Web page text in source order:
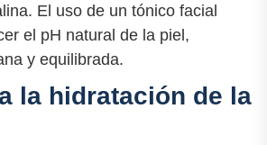
El uso de un tónico facial
el pH natural de la piel,
y equilibrada.
la hidratación de la